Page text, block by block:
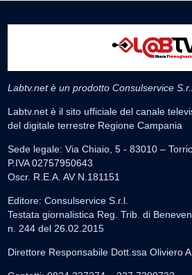
Labtv.net è un prodotto Consulservice
Labtv.net è il sito ufficiale del canale
del digitale terrestre Regione Campania
Sede legale: Via Chiaio, 5 - 83010 –
P.IVA 02757950643
Oscr. R.E.A. AV N.181151
Editore: Consulservice S.r.l.
Testata giornalistica Reg. Trib. di
n. 244 del 26.02.2015
Direttore Responsabile Dott.ssa Oliviero